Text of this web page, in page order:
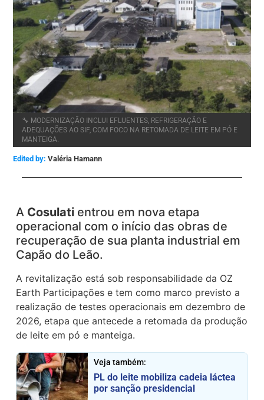
🔧 MODERNIZAÇÃO INCLUI EFLUENTES, REFRIGERAÇÃO E
ADEQUAÇÕES AO SIF, COM FOCO NA RETOMADA DE LEITE EM PÓ E
MANTEIGA.
Edited by: Valéria Hamann
A Cosulati entrou em nova etapa
operacional com o início das obras de
recuperação de sua planta industrial em
Capão do Leão.
A revitalização está sob responsabilidade da OZ
Earth Participações e tem como marco previsto a
realização de testes operacionais em dezembro de
2026, etapa que antecede a retomada da produção
de leite em pó e manteiga.
Veja também:
PL do leite mobiliza cadeia láctea
por sanção presidencial